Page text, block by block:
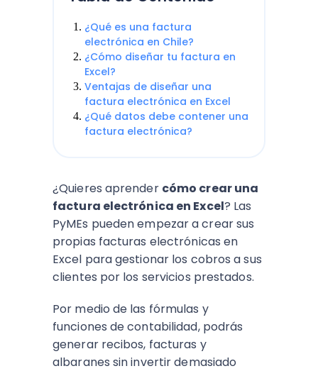
¿Qué es una factura
electrónica en Chile?
¿Cómo diseñar tu factura en
Excel?
Ventajas de diseñar una
factura electrónica en Excel
¿Qué datos debe contener una
factura electrónica?
¿Quieres aprender cómo crear una
factura electrónica en Excel? Las
PyMEs pueden empezar a crear sus
propias facturas electrónicas en
Excel para gestionar los cobros a sus
clientes por los servicios prestados.
Por medio de las fórmulas y
funciones de contabilidad, podrás
generar recibos, facturas y
albaranes sin invertir demasiado